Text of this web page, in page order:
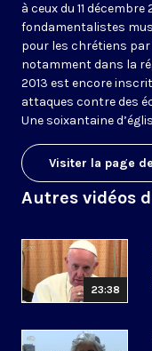
à ceux du 11
fondamentalistes
pour les chrétiens
notamment dans la
2013 est encore
attaques contre des
Une soixantaine
Visiter la page
Autres vidéos
23:38